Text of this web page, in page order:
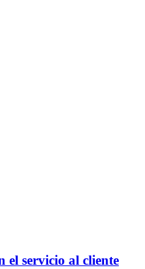
el servicio al cliente